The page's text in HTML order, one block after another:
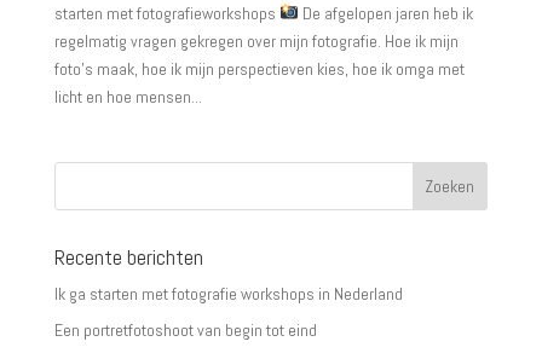
starten met fotografieworkshops
De afgelopen jaren heb ik
regelmatig vragen gekregen over mijn fotografie. Hoe ik mijn
foto’s maak, hoe ik mijn perspectieven kies, hoe ik omga met
licht en hoe mensen...
Recente berichten
Ik ga starten met fotografie workshops in Nederland
Een portretfotoshoot van begin tot eind